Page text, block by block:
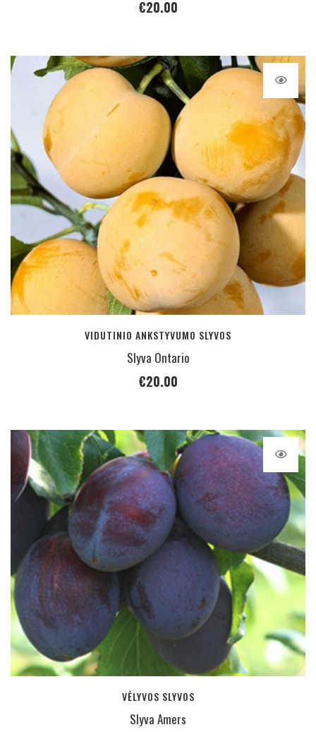
€20.00
VIDUTINIO ANKSTYVUMO SLYVOS
Slyva Ontario
€20.00
VĖLYVOS SLYVOS
Slyva Amers